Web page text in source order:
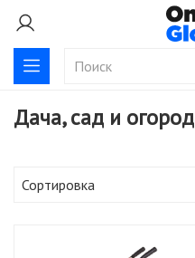
Дача, сад и огород